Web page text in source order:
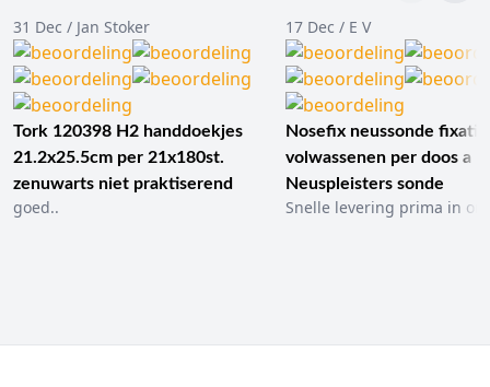
31 Dec / Jan Stoker
Tork 120398 H2 handdoekjes
21.2x25.5cm per 21x180st.
zenuwarts niet praktiserend
goed..
17 Dec / E V
Nosefix neussonde
volwassenen per doos a
Neuspleisters sonde
Snelle levering prima in